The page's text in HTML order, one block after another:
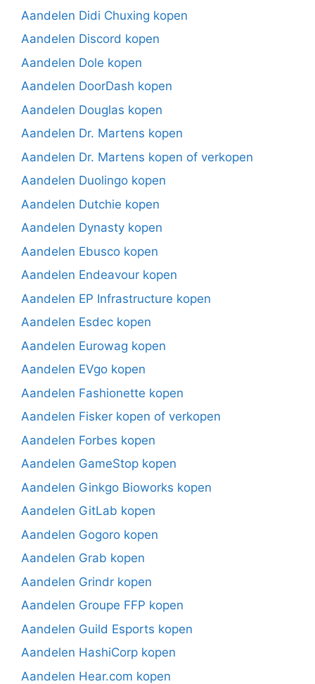
Aandelen Didi Chuxing kopen
Aandelen Discord kopen
Aandelen Dole kopen
Aandelen DoorDash kopen
Aandelen Douglas kopen
Aandelen Dr. Martens kopen
Aandelen Dr. Martens kopen of verkopen
Aandelen Duolingo kopen
Aandelen Dutchie kopen
Aandelen Dynasty kopen
Aandelen Ebusco kopen
Aandelen Endeavour kopen
Aandelen EP Infrastructure kopen
Aandelen Esdec kopen
Aandelen Eurowag kopen
Aandelen EVgo kopen
Aandelen Fashionette kopen
Aandelen Fisker kopen of verkopen
Aandelen Forbes kopen
Aandelen GameStop kopen
Aandelen Ginkgo Bioworks kopen
Aandelen GitLab kopen
Aandelen Gogoro kopen
Aandelen Grab kopen
Aandelen Grindr kopen
Aandelen Groupe FFP kopen
Aandelen Guild Esports kopen
Aandelen HashiCorp kopen
Aandelen Hear.com kopen